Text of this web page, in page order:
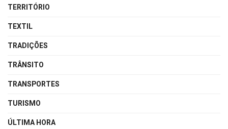
TERRITÓRIO
TEXTIL
TRADIÇÕES
TRÂNSITO
TRANSPORTES
TURISMO
ÚLTIMA HORA